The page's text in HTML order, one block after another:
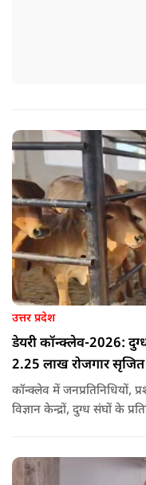
उत्तर प्रदेश
डेयरी कॉन्क्लेव-2026:
2.25 लाख रोजगार सृजित
कॉन्क्लेव में जनप्रतिनिधियों,
विज्ञान केन्द्रों, दुग्ध संघों के